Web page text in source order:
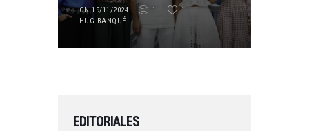
ON 19/11/2024 1
1
HUG BANQUÉ
EDITORIALES